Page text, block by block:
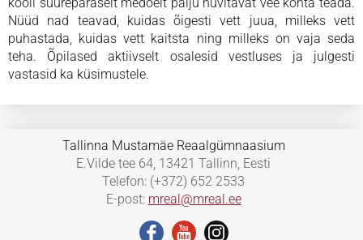
Nüüd nad teavad, kuidas õigesti vett juua, milleks vett
puhastada, kuidas vett kaitsta ning milleks on vaja seda
teha. Õpilased aktiivselt osalesid vestluses ja julgesti
vastasid ka küsimustele.
Tallinna Mustamäe Reaalgümnaasium
E.Vilde tee 64, 13421 Tallinn, Eesti
Telefon: (+372) 652 2533
E-post: mreal@mreal.ee